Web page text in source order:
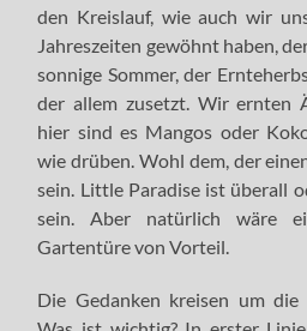
den Kreislauf, wie auch wir
Jahreszeiten gewöhnt haben,
sonnige Sommer, der
der allem zusetzt. Wir ernten
hier sind es Mangos oder
wie drüben. Wohl dem, der
sein. Little Paradise ist überall
sein. Aber natürlich wäre
Gartentüre von Vorteil.
Die Gedanken kreisen um